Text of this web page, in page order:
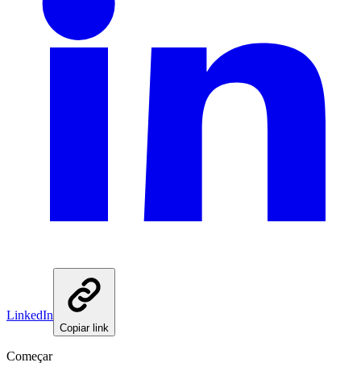
LinkedIn
Copiar link
Começar